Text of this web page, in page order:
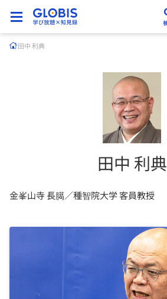
田中 利典
田中 利典
金峯山寺 長臈／種智院大学 客員教授